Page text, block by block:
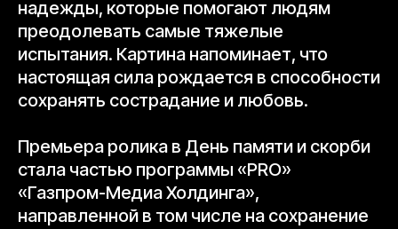
надежды, которые помогают людям
преодолевать самые тяжелые
испытания. Картина напоминает, что
настоящая сила рождается в способности
сохранять сострадание и любовь.
Премьера ролика в День памяти и скорби
стала частью программы «PRO»
«Газпром-Медиа Холдинга»,
направленной в том числе на сохранение